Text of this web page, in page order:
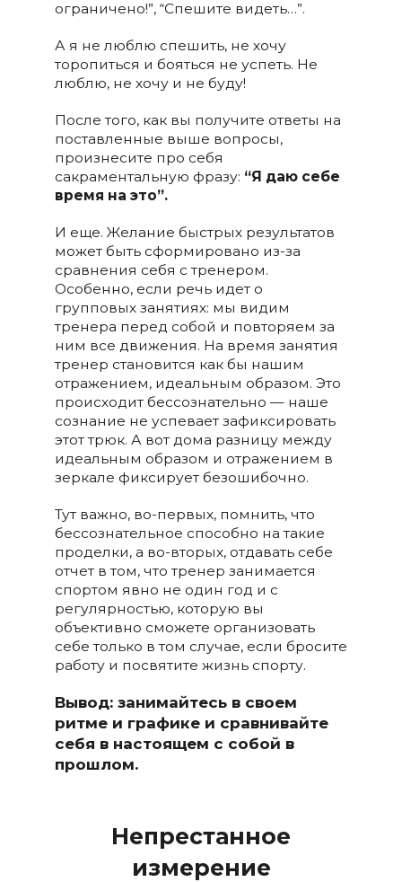
ограничено!”, “Спешите видеть…”.
А я не люблю спешить, не хочу
торопиться и бояться не успеть. Не
люблю, не хочу и не буду!
После того, как вы получите ответы на
поставленные выше вопросы,
произнесите про себя
сакраментальную фразу: “Я даю себе
время на это”.
И еще. Желание быстрых результатов
может быть сформировано из-за
сравнения себя с тренером.
Особенно, если речь идет о
групповых занятиях: мы видим
тренера перед собой и повторяем за
ним все движения. На время занятия
тренер становится как бы нашим
отражением, идеальным образом. Это
происходит бессознательно — наше
сознание не успевает зафиксировать
этот трюк. А вот дома разницу между
идеальным образом и отражением в
зеркале фиксирует безошибочно.
Тут важно, во-первых, помнить, что
бессознательное способно на такие
проделки, а во-вторых, отдавать себе
отчет в том, что тренер занимается
спортом явно не один год и с
регулярностью, которую вы
объективно сможете организовать
себе только в том случае, если бросите
работу и посвятите жизнь спорту.
Вывод: занимайтесь в своем
ритме и графике и сравнивайте
себя в настоящем с собой в
прошлом.
Непрестанное
измерение